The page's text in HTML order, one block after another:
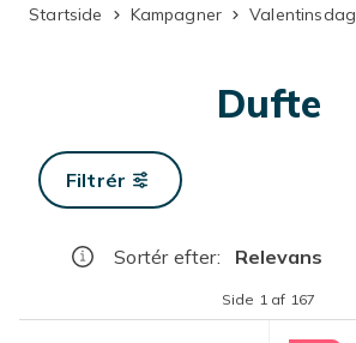
Startside Kampagner Valentinsdag
Dufte
Filtrér
Sortér efter:
Side 1 af 167